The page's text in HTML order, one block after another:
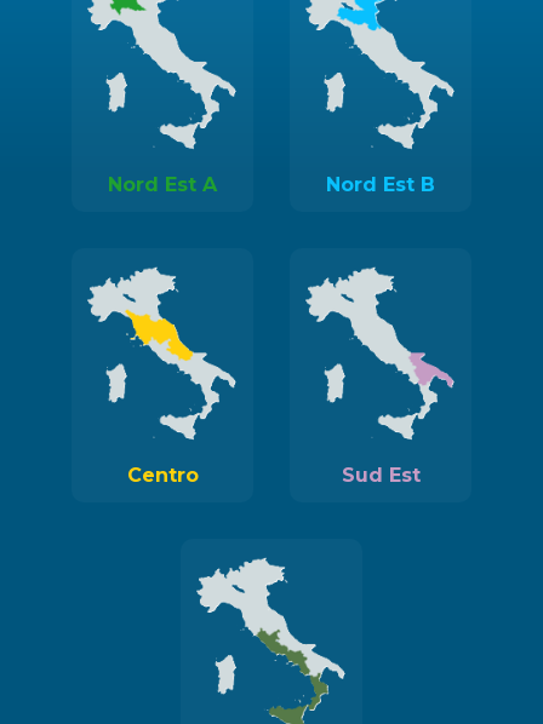
Nord Est A Nord Est B
Centro Sud Est